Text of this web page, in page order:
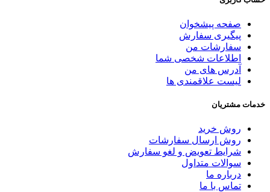
صفحه پیشخوان
پیگیری سفارش
سفارشات من
اطلاعات شخصی شما
آدرس های من
لیست علاقمندی ها
خدمات مشتریان
روش خرید
روش ارسال سفارشات
شرایط تعویض و لغو سفارش
سوالات متداول
درباره ما
تماس با ما